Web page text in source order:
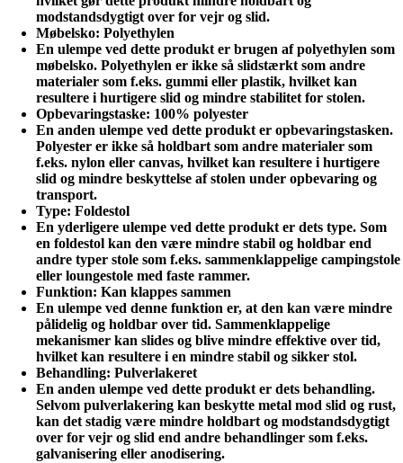
modstandsdygtigt over for vejr og slid.
Møbelsko: Polyethylen
En ulempe ved dette produkt er brugen af polyethylen som
møbelsko. Polyethylen er ikke så slidstærkt som andre
materialer som f.eks. gummi eller plastik, hvilket kan
resultere i hurtigere slid og mindre stabilitet for stolen.
Opbevaringstaske: 100% polyester
En anden ulempe ved dette produkt er opbevaringstasken.
Polyester er ikke så holdbart som andre materialer som
f.eks. nylon eller canvas, hvilket kan resultere i hurtigere
slid og mindre beskyttelse af stolen under opbevaring og
transport.
Type: Foldestol
En yderligere ulempe ved dette produkt er dets type. Som
en foldestol kan den være mindre stabil og holdbar end
andre typer stole som f.eks. sammenklappelige campingstole
eller loungestole med faste rammer.
Funktion: Kan klappes sammen
En ulempe ved denne funktion er, at den kan være mindre
pålidelig og holdbar over tid. Sammenklappelige
mekanismer kan slides og blive mindre effektive over tid,
hvilket kan resultere i en mindre stabil og sikker stol.
Behandling: Pulverlakeret
En anden ulempe ved dette produkt er dets behandling.
Selvom pulverlakering kan beskytte metal mod slid og rust,
kan det stadig være mindre holdbart og modstandsdygtigt
over for vejr og slid end andre behandlinger som f.eks.
galvanisering eller anodisering.